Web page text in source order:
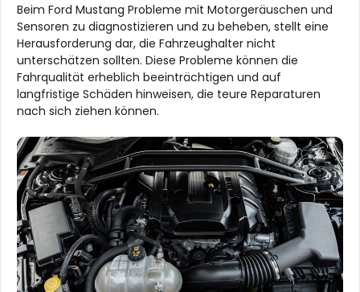
Beim Ford Mustang Probleme mit Motorgeräuschen und
Sensoren zu diagnostizieren und zu beheben, stellt eine
Herausforderung dar, die Fahrzeughalter nicht
unterschätzen sollten. Diese Probleme können die
Fahrqualität erheblich beeinträchtigen und auf
langfristige Schäden hinweisen, die teure Reparaturen
nach sich ziehen können.